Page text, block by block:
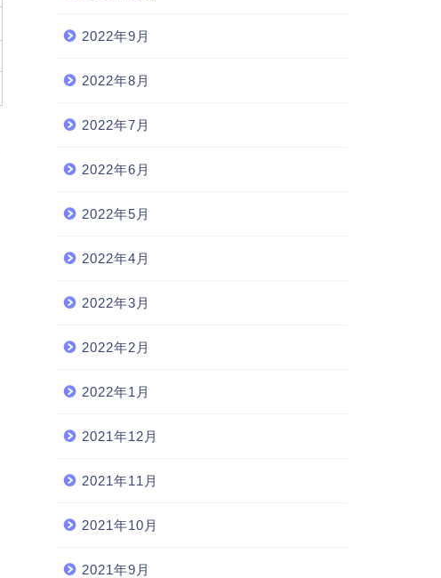
2022年9月
2022年8月
2022年7月
2022年6月
2022年5月
2022年4月
2022年3月
2022年2月
2022年1月
2021年12月
2021年11月
2021年10月
2021年9月